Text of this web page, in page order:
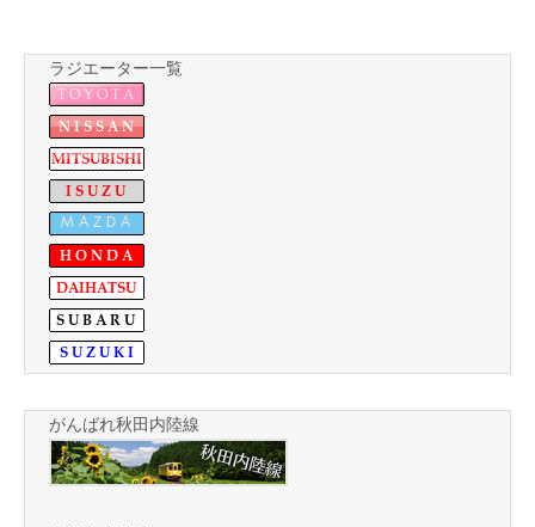
ラジエーター一覧
がんばれ秋田内陸線